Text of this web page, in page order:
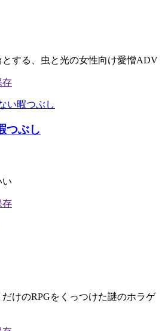
とする、虫と光の女性向け愛憎ADV
つぶし
い
だけのRPGをくっつけた謎のホラゲ